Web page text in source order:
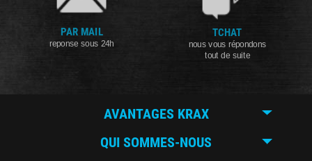
PAR MAIL
reponse sous 24h
TCHAT
nous vous répondons
tout de suite
AVANTAGES KRAX
QUI SOMMES-NOUS